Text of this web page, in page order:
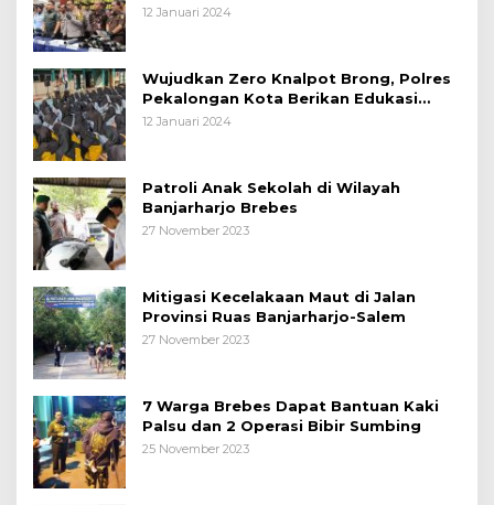
12 Januari 2024
Wujudkan Zero Knalpot Brong, Polres
Pekalongan Kota Berikan Edukasi
Kepada Pelajar
12 Januari 2024
Patroli Anak Sekolah di Wilayah
Banjarharjo Brebes
27 November 2023
Mitigasi Kecelakaan Maut di Jalan
Provinsi Ruas Banjarharjo-Salem
27 November 2023
7 Warga Brebes Dapat Bantuan Kaki
Palsu dan 2 Operasi Bibir Sumbing
25 November 2023